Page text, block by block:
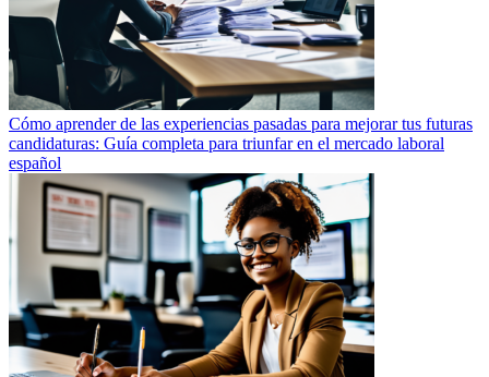
Cómo aprender de las experiencias pasadas para mejorar tus futuras
candidaturas: Guía completa para triunfar en el mercado laboral
español